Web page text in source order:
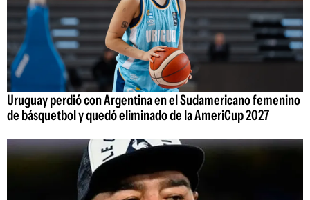
Uruguay perdió con Argentina en el Sudamericano femenino
de básquetbol y quedó eliminado de la AmeriCup 2027